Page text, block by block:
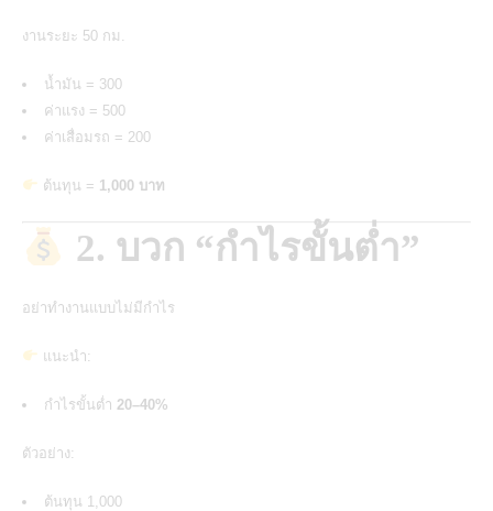
งานระยะ 50 กม.
น้ำมัน = 300
ค่าแรง = 500
ค่าเสื่อมรถ = 200
ต้นทุน = 1,000 บาท
2. บวก “กำไรขั้นต่ำ”
อย่าทำงานแบบไม่มีกำไร
แนะนำ:
กำไรขั้นต่ำ 20–40%
ตัวอย่าง:
ต้นทุน 1,000